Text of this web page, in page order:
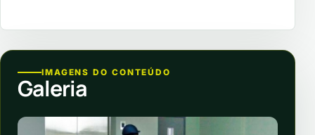
IMAGENS DO CONTEÚDO
Galeria